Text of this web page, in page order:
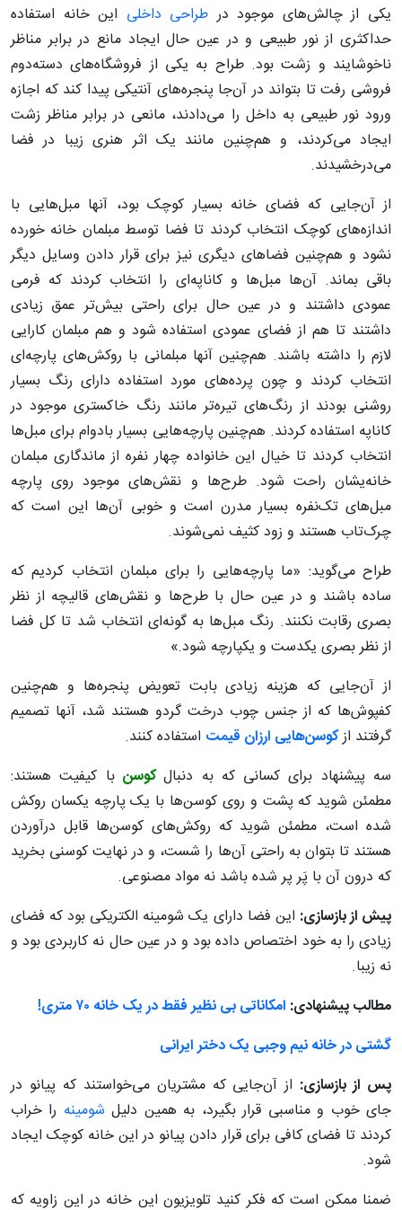
یکی از چالش‌های موجود درطراحی داخلی این خانه استفاده
حداکثری از نور طبیعی و در عین حال ایجاد مانع در برابر مناظر
ناخوشایند و زشت بود. طراح به یکی از فروشگاه‌های دسته‌دوم
فروشی رفت تا بتواند در آن‌جا پنجره‌های آنتیکی پیدا کند که اجازه
ورود نور طبیعی به داخل را می‌دادند، مانعی در برابر مناظر زشت
ایجاد می‌کردند، و هم‌چنین مانند یک اثر هنری زیبا در فضا
می‌درخشیدند.
از آن‌جایی که فضای خانه بسیار کوچک بود، آنها مبل‌هایی با
اندازه‌های کوچک انتخاب کردند تا فضا توسط مبلمان خانه خورده
نشود و هم‌چنین فضاهای دیگری نیز برای قرار دادن وسایل دیگر
باقی بماند. آن‌ها مبل‌ها و کاناپه‌ای را انتخاب کردند که فرمی
عمودی داشتند و در عین حال برای راحتی بیش‌تر عمق زیادی
داشتند تا هم از فضای عمودی استفاده شود و هم مبلمان کارایی
لازم را داشته باشند. هم‌چنین آنها مبلمانی با روکش‌های پارچه‌ای
انتخاب کردند و چون پرده‌های مورد استفاده دارای رنگ بسیار
روشنی بودند از رنگ‌های تیره‌تر مانند رنگ خاکستری موجود در
کاناپه استفاده کردند. هم‌چنین پارچه‌هایی بسیار بادوام برای مبل‌ها
انتخاب کردند تا خیال این خانواده چهار نفره از ماندگاری مبلمان
خانه‌یشان راحت شود. طرح‌ها و نقش‌های موجود روی پارچه
مبل‌های تک‌نفره بسیار مدرن است و خوبی آن‌ها این است که
چرک‌تاب هستند و زود کثیف نمی‌شوند.
طراح می‌گوید: «ما پارچه‌هایی را برای مبلمان انتخاب کردیم که
ساده باشند و در عین حال با طرح‌ها و نقش‌های قالیچه از نظر
بصری رقابت نکنند. رنگ مبل‌ها به گونه‌ای انتخاب شد تا کل فضا
از نظر بصری یکدست و یکپارچه شود.»
از آن‌جایی که هزینه زیادی بابت تعویض پنجره‌ها و هم‌چنین
کفپوش‌ها که از جنس چوب درخت گردو هستند شد، آنها تصمیم
گرفتند ازکوسن‌هایی ارزان قیمت استفاده کنند.
سه پیشنهاد برای کسانی که به دنبالکوسن با کیفیت هستند:‌
مطمئن شوید که پشت و روی کوسن‌ها با یک پارچه یکسان روکش
شده است، مطمئن شوید که روکش‌های کوسن‌ها قابل درآوردن
هستند تا بتوان به راحتی آن‌ها را شست، و در نهایت کوسنی بخرید
که درون آن با پَر پر شده باشد نه مواد مصنوعی.
پیش از بازسازی: این فضا دارای یک شومینه الکتریکی بود که فضای
زیادی را به خود اختصاص داده بود و در عین حال نه کاربردی بود و
نه زیبا.
مطالب پیشنهادی: امکاناتی بی نظیر فقط در یک خانه ۷۰ متری!
گشتی در خانه نیم وجبی یک دختر ایرانی
پس از بازسازی: از آن‌جایی که مشتریان می‌خواستند که پیانو در
جای خوب و مناسبی قرار بگیرد، به همین دلیل شومینه را خراب
کردند تا فضای کافی برای قرار دادن پیانو در این خانه کوچک ایجاد
شود.
ضمنا ممکن است که فکر کنید تلویزیون این خانه در این زاویه که